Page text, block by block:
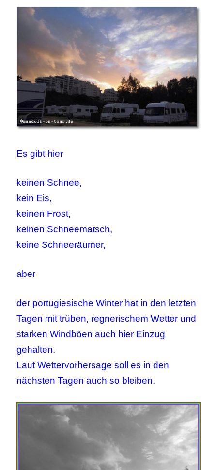
Es gibt hier
keinen Schnee,
kein Eis,
keinen Frost,
keinen Schneematsch,
keine Schneeräumer,
aber
der portugiesische Winter hat in den letzten
Tagen mit trüben, regnerischem Wetter und
starken Windböen auch hier Einzug
gehalten.
Laut Wettervorhersage soll es in den
nächsten Tagen auch so bleiben.